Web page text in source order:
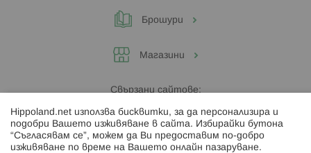
Брошури
Магазини
Свързани сайтове:
Hippoland.ro
Последвайте ни:
Hippoland.net използва бисквитки, за да персонализира и
подобри Вашето изживяване в сайта. Избирайки бутона
“Съгласявам се”, можем да Ви предоставим по-добро
изживяване по време на Вашето онлайн пазаруване.